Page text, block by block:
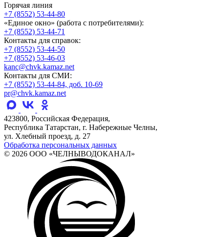
Горячая линия
+7 (8552) 53-44-80
«Единое окно» (работа с потребителями):
+7 (8552) 53-44-71
Контакты для справок:
+7 (8552) 53-44-50
+7 (8552) 53-46-03
kanc@chvk.kamaz.net
Контакты для СМИ:
+7 (8552) 53-44-84, доб. 10-69
pr@chvk.kamaz.net
423800, Российская Федерация,
Республика Татарстан, г. Набережные Челны,
ул. Хлебный проезд, д. 27
Обработка персональных данных
© 2026 ООО «ЧЕЛНЫВОДОКАНАЛ»